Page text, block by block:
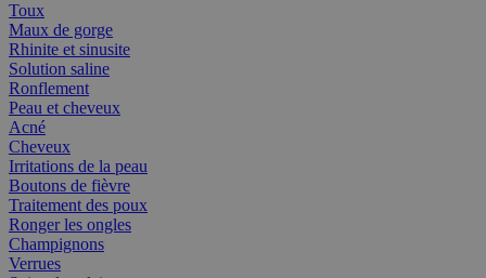
Toux
Maux de gorge
Rhinite et sinusite
Solution saline
Ronflement
Peau et cheveux
Acné
Cheveux
Irritations de la peau
Boutons de fièvre
Traitement des poux
Ronger les ongles
Champignons
Verrues